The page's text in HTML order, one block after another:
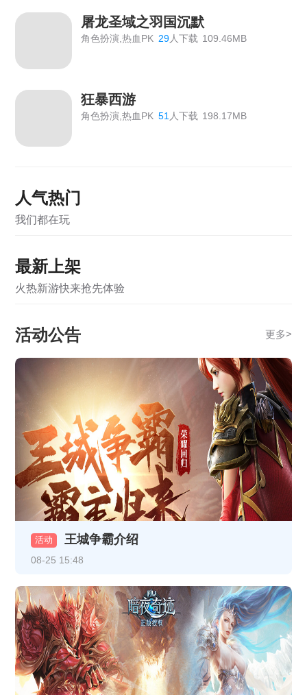
【双倍传奇】线下个性称号返利活动
《九曲封神》开服活动
《霸者天下》5月22日合服公告
《霸者天下》5月12日维护公告
《霸者天下》5月12日合服公告
《霸者天下》5月7日合服公告
《霸者天下》4月28日合服公告
《霸者天下》4月21日合服公告
《霸者天下》3月31日合服公告
《战online》关服公告
《霸者天下》开服活动
《龙破九天》2月5日10:00-12:00合服公告
《龙破九天》1月13日10:00-12:00合服公告
《热血战纪》1月9日合服公告
《龙破九天》1月9日16:30-17:30更新维护公告
《龙破九天》1月8日16:30-17:30更新维护公告
《龙破九天》1月5日10:00-12:00合服公告
《热血战纪》1月1日-1月3日线下返利
《龙破九天》12月30日10:00-12:00 合服公告
屠龙圣域之羽国沉默
角色扮演,热血PK 29人下载 109.46MB
狂暴西游
角色扮演,热血PK 51 人下载 198.17MB
人气热门
我们都在玩
最新上架
火热新游快来抢先体验
活动公告 更多>
活动 王城争霸介绍
08-25 15:48